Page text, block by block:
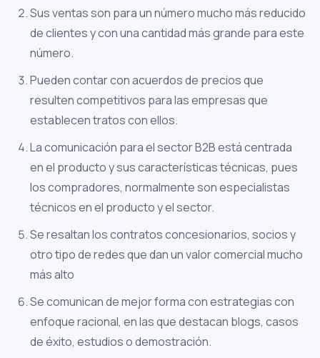
Sus ventas son para un número mucho más reducido
de clientes y con una cantidad más grande para este
número.
Pueden contar con acuerdos de precios que
resulten competitivos para las empresas que
establecen tratos con ellos.
La comunicación para el sector B2B está centrada
en el producto y sus características técnicas, pues
los compradores, normalmente son especialistas
técnicos en el producto y el sector.
Se resaltan los contratos concesionarios, socios y
otro tipo de redes que dan un valor comercial mucho
más alto
Se comunican de mejor forma con estrategias con
enfoque racional, en las que destacan blogs, casos
de éxito, estudios o demostración.